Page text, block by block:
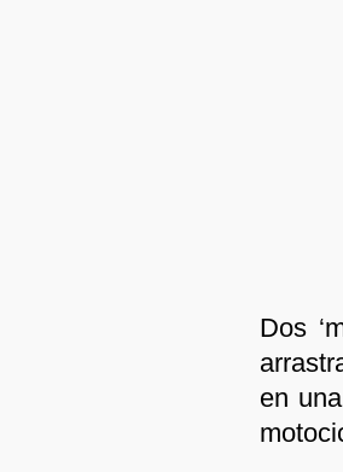
Dos
en